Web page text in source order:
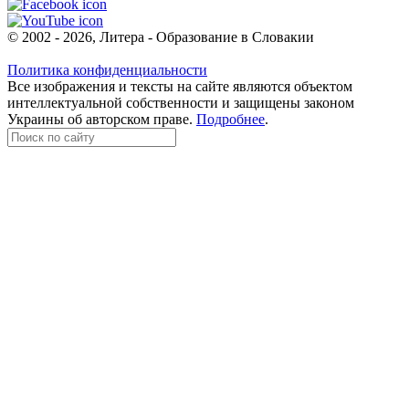
© 2002 - 2026, Литера - Образование в Словакии
Политика конфиденциальности
Все изображения и тексты на сайте являются объектом
интеллектуальной собственности и защищены законом
Украины об авторском праве. Подробнее.